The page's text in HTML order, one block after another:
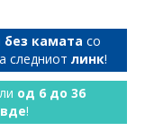
без камата со
следниот линк!
од 6 до 36
!